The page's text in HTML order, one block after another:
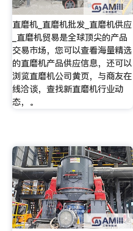
直磨机_直磨机批发_直磨机供应
_直磨机贸易是全球顶尖的产品
交易市场，您可以查看海量精选
的直磨机产品供应信息，还可以
浏览直磨机公司黄页，与商友在
线洽谈，查找新直磨机行业动
态，。